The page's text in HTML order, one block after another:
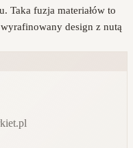
Taka fuzja materiałów to
design z nutą